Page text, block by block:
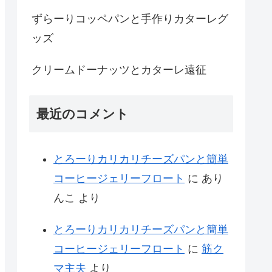
ずらーりコッペパンと手作りカターレグ
ッズ
クリームドーナッツとカターレ遠征
最近のコメント
とろーりカリカリチーズパンと簡単
コーヒージェリーフロート に あり
んこ より
とろーりカリカリチーズパンと簡単
コーヒージェリーフロート に 筋ク
マ主夫 より